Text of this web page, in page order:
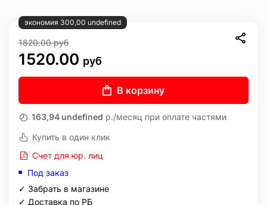
экономия 300,00 undefined
1820.00руб
1520.00 руб
В корзину
163,94 undefined р./месяц при оплате частями
Купить в один клик
Счет для юр. лиц
Под заказ
✓ Забрать в магазине
✓ Доставка по РБ